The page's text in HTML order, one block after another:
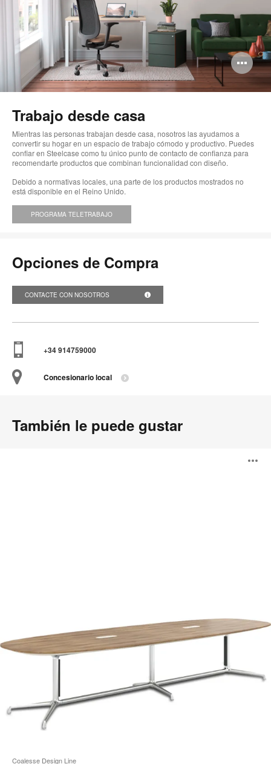
Trabajo desde casa
Mientras las personas trabajan desde casa, nosotros las ayudamos a
convertir su hogar en un espacio de trabajo cómodo y productivo. Puedes
confiar en Steelcase como tu único punto de contacto de confianza para
recomendarte productos que combinan funcionalidad con diseño.
Debido a normativas locales, una parte de los productos mostrados no
está disponible en el Reino Unido.
PROGRAMA TELETRABAJO
Opciones de Compra
CONTACTE CON NOSOTROS
+34 914759000
Concesionario local
También le puede gustar
Coalesse Design Line